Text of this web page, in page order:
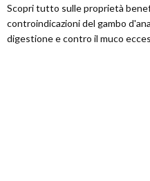
Scopri tutto sulle proprietà
controindicazioni del gambo
digestione e contro il muco